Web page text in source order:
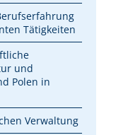
Tätigkeiten
und
Polen in
Verwaltung